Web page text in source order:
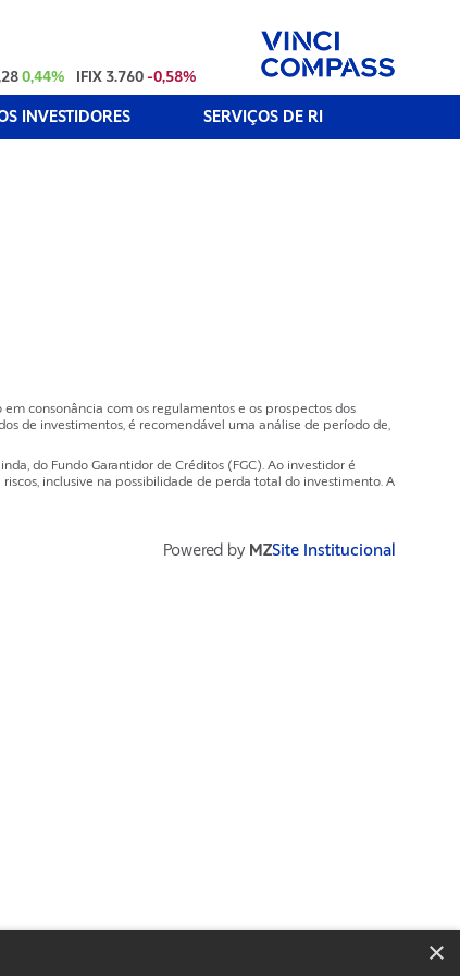
0,44% IFIX 3.760 -0,58%
INVESTIDORES SERVIÇOS DE RI
consonância com os regulamentos e os prospectos dos
de investimentos, é recomendável uma análise de período de,
do Fundo Garantidor de Créditos (FGC). Ao investidor é
inclusive na possibilidade de perda total do investimento. A
Powered by MZSite Institucional
×